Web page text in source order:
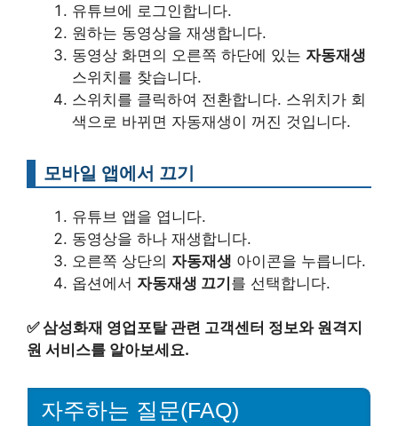
유튜브에 로그인합니다.
원하는 동영상을 재생합니다.
동영상 화면의 오른쪽 하단에 있는 자동재생
스위치를 찾습니다.
스위치를 클릭하여 전환합니다. 스위치가 회
색으로 바뀌면 자동재생이 꺼진 것입니다.
모바일 앱에서 끄기
유튜브 앱을 엽니다.
동영상을 하나 재생합니다.
오른쪽 상단의 자동재생 아이콘을 누릅니다.
옵션에서 자동재생 끄기를 선택합니다.
✅삼성화재 영업포탈 관련 고객센터 정보와 원격지
원 서비스를 알아보세요.
자주하는 질문(FAQ)